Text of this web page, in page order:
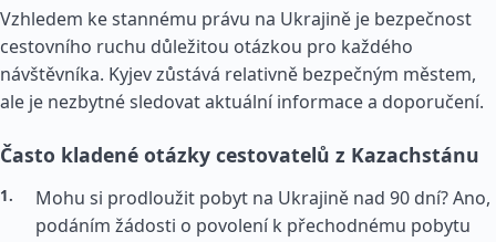
Vzhledem ke stannému právu na Ukrajině je bezpečnost
cestovního ruchu důležitou otázkou pro každého
návštěvníka. Kyjev zůstává relativně bezpečným městem,
ale je nezbytné sledovat aktuální informace a doporučení.
Často kladené otázky cestovatelů z Kazachstánu
Mohu si prodloužit pobyt na Ukrajině nad 90 dní? Ano,
podáním žádosti o povolení k přechodnému pobytu